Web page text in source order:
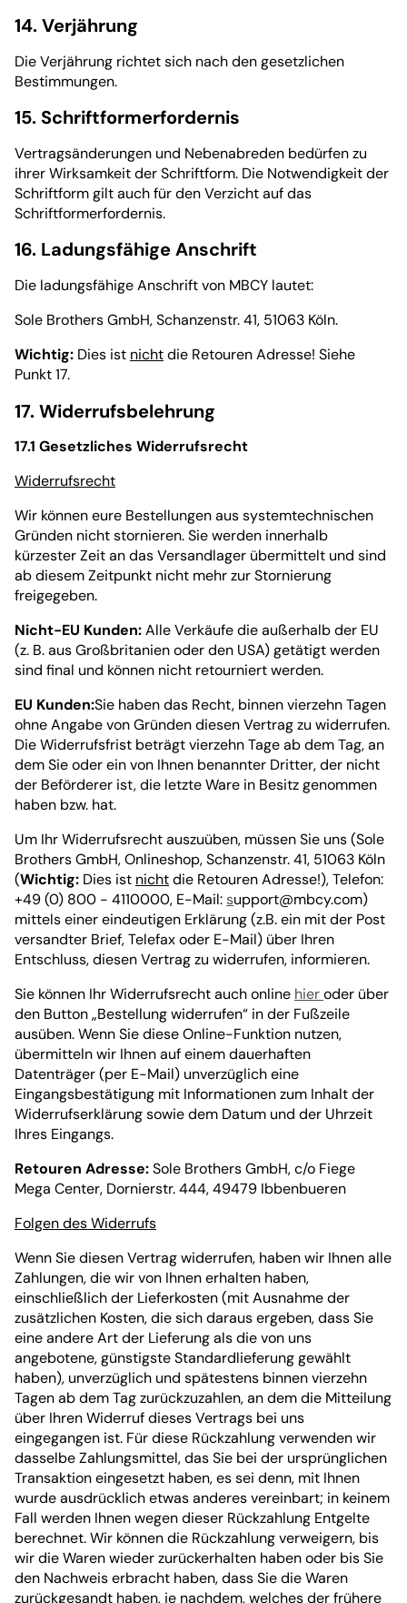
14. Verjährung
Die Verjährung richtet sich nach den gesetzlichen
Bestimmungen.
15. Schriftformerfordernis
Vertragsänderungen und Nebenabreden bedürfen zu
ihrer Wirksamkeit der Schriftform. Die Notwendigkeit der
Schriftform gilt auch für den Verzicht auf das
Schriftformerfordernis.
16. Ladungsfähige Anschrift
Die ladungsfähige Anschrift von MBCY lautet:
Sole Brothers GmbH, Schanzenstr. 41, 51063 Köln.
Wichtig: Dies ist nichtdie Retouren Adresse! Siehe
Punkt 17.
17. Widerrufsbelehrung
17.1 Gesetzliches Widerrufsrecht
Widerrufsrecht
Wir können eure Bestellungen aus systemtechnischen
Gründen nicht stornieren. Sie werden innerhalb
kürzester Zeit an das Versandlager übermittelt und sind
ab diesem Zeitpunkt nicht mehr zur Stornierung
freigegeben.
Nicht-EU Kunden:Alle Verkäufe die außerhalb der EU
(z. B. aus Großbritanien oder den USA) getätigt werden
sind final und können nicht retourniert werden.
EU Kunden:Sie haben das Recht, binnen vierzehn Tagen
ohne Angabe von Gründen diesen Vertrag zu widerrufen.
Die Widerrufsfrist beträgt vierzehn Tage ab dem Tag, an
dem Sie oder ein von Ihnen benannter Dritter, der nicht
der Beförderer ist, die letzte Ware in Besitz genommen
haben bzw. hat.
Um Ihr Widerrufsrecht auszuüben, müssen Sie uns (Sole
Brothers GmbH, Onlineshop, Schanzenstr. 41, 51063 Köln
(Wichtig: Dies ist nichtdie Retouren Adresse!), Telefon:
+49 (0) 800 - 4110000, E-Mail: support@mbcy.com)
mittels einer eindeutigen Erklärung (z.B. ein mit der Post
versandter Brief, Telefax oder E-Mail) über Ihren
Entschluss, diesen Vertrag zu widerrufen, informieren.
Sie können Ihr Widerrufsrecht auch online hieroder über
den Button „Bestellung widerrufen“ in der Fußzeile
ausüben. Wenn Sie diese Online-Funktion nutzen,
übermitteln wir Ihnen auf einem dauerhaften
Datenträger (per E-Mail) unverzüglich eine
Eingangsbestätigung mit Informationen zum Inhalt der
Widerrufserklärung sowie dem Datum und der Uhrzeit
Ihres Eingangs.
Retouren Adresse:Sole Brothers GmbH, c/o Fiege
Mega Center, Dornierstr. 444, 49479 Ibbenbueren
Folgen des Widerrufs
Wenn Sie diesen Vertrag widerrufen, haben wir Ihnen alle
Zahlungen, die wir von Ihnen erhalten haben,
einschließlich der Lieferkosten (mit Ausnahme der
zusätzlichen Kosten, die sich daraus ergeben, dass Sie
eine andere Art der Lieferung als die von uns
angebotene, günstigste Standardlieferung gewählt
haben), unverzüglich und spätestens binnen vierzehn
Tagen ab dem Tag zurückzuzahlen, an dem die Mitteilung
über Ihren Widerruf dieses Vertrags bei uns
eingegangen ist. Für diese Rückzahlung verwenden wir
dasselbe Zahlungsmittel, das Sie bei der ursprünglichen
Transaktion eingesetzt haben, es sei denn, mit Ihnen
wurde ausdrücklich etwas anderes vereinbart; in keinem
Fall werden Ihnen wegen dieser Rückzahlung Entgelte
berechnet. Wir können die Rückzahlung verweigern, bis
wir die Waren wieder zurückerhalten haben oder bis Sie
den Nachweis erbracht haben, dass Sie die Waren
zurückgesandt haben, je nachdem, welches der frühere